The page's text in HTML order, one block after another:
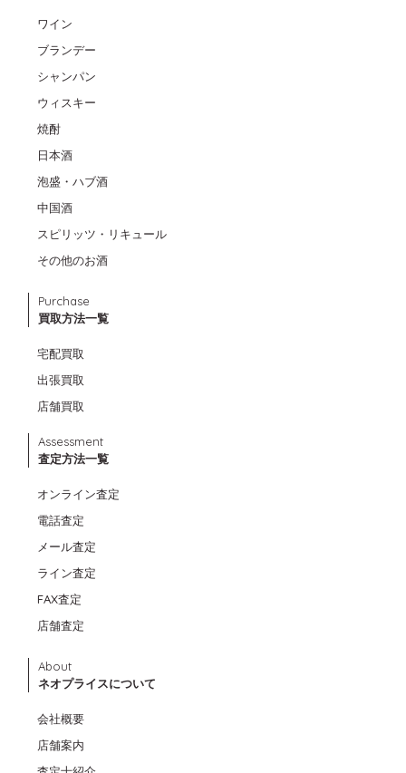
ワイン
ブランデー
シャンパン
ウィスキー
焼酎
日本酒
泡盛・ハブ酒
中国酒
スピリッツ・リキュール
その他のお酒
Purchase
買取方法一覧
宅配買取
出張買取
店舗買取
Assessment
査定方法一覧
オンライン査定
電話査定
メール査定
ライン査定
FAX査定
店舗査定
About
ネオプライスについて
会社概要
店舗案内